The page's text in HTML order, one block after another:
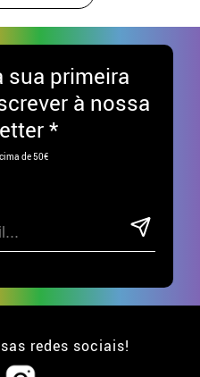
sua primeira
à nossa
*
de 50€
redes sociais!